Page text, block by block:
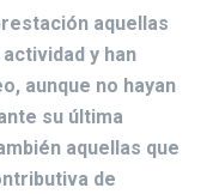
aquellas
y han
aunque no hayan
su última
aquellas que
de